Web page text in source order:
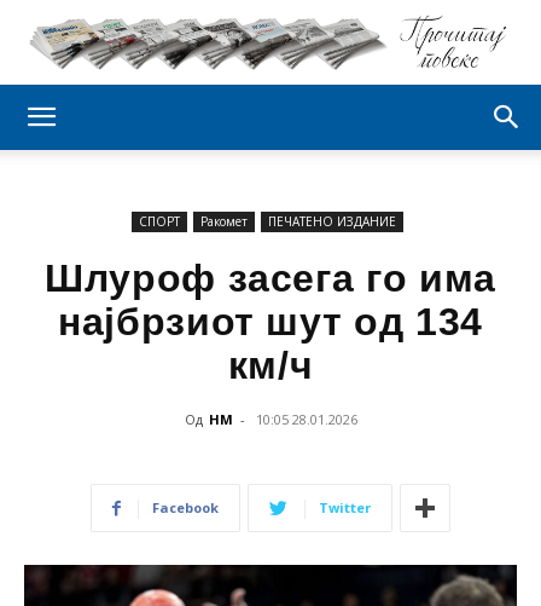
СПОРТ Ракомет ПЕЧАТЕНО ИЗДАНИЕ
Шлуроф засега го има
најбрзиот шут од 134
км/ч
Од НМ - 10:05 28.01.2026
Facebook Twitter